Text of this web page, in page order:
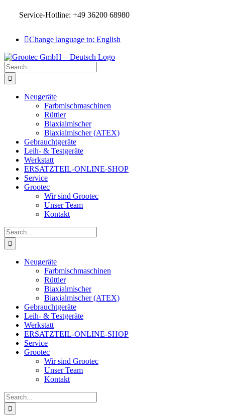
Service-Hotline: +49 36200 68980
Change language to: English
Search
for:
Neugeräte
Farbmischmaschinen
Rüttler
Biaxialmischer
Biaxialmischer (ATEX)
Gebrauchtgeräte
Leih- & Testgeräte
Werkstatt
ERSATZTEIL-ONLINE-SHOP
Service
Grootec
Wir sind Grootec
Unser Team
Kontakt
Search
for:
Neugeräte
Farbmischmaschinen
Rüttler
Biaxialmischer
Biaxialmischer (ATEX)
Gebrauchtgeräte
Leih- & Testgeräte
Werkstatt
ERSATZTEIL-ONLINE-SHOP
Service
Grootec
Wir sind Grootec
Unser Team
Kontakt
Search
for: